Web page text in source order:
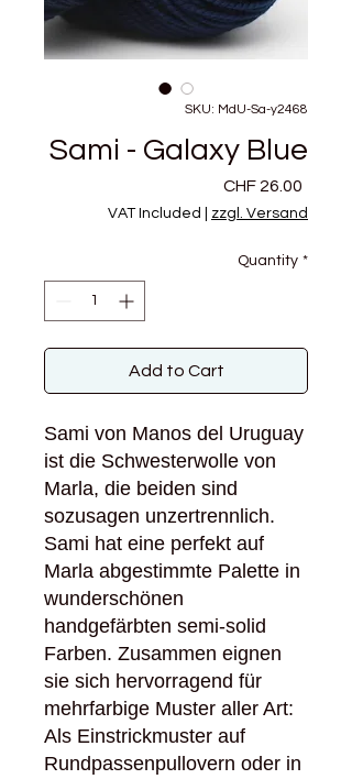
SKU: MdU-Sa-y2468
Sami - Galaxy Blue
CHF 26.00
VAT Included zzgl. Versand
Quantity *
Add to Cart
Sami von Manos del Uruguay
ist die Schwesterwolle von
Marla, die beiden sind
sozusagen unzertrennlich.
Sami hat eine perfekt auf
Marla abgestimmte Palette in
wunderschönen
handgefärbten semi-solid
Farben. Zusammen eignen
sie sich hervorragend für
mehrfarbige Muster aller Art:
Als Einstrickmuster auf
Rundpassenpullovern oder in